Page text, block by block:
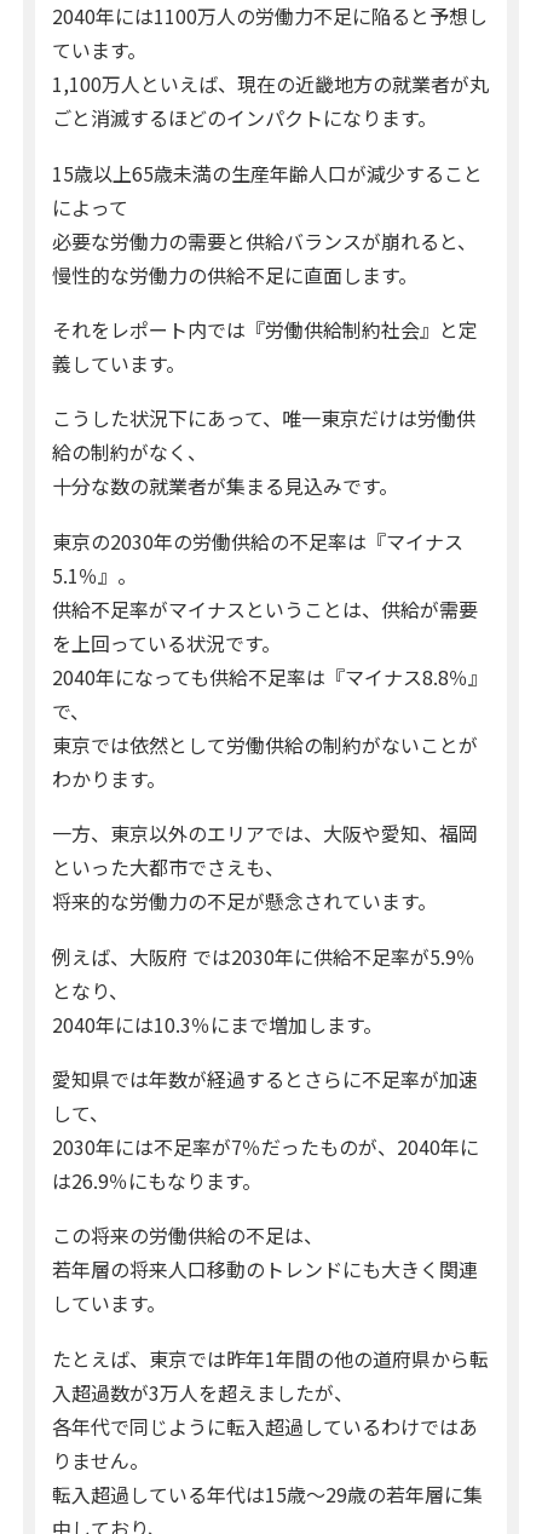
2040年には1100万人の労働力不足に陥ると予想し
ています。
1,100万人といえば、現在の近畿地方の就業者が丸
ごと消滅するほどのインパクトになります。
15歳以上65歳未満の生産年齢人口が減少すること
によって
必要な労働力の需要と供給バランスが崩れると、
慢性的な労働力の供給不足に直面します。
それをレポート内では『労働供給制約社会』と定
義しています。
こうした状況下にあって、唯一東京だけは労働供
給の制約がなく、
十分な数の就業者が集まる見込みです。
東京の2030年の労働供給の不足率は『マイナス
5.1％』。
供給不足率がマイナスということは、供給が需要
を上回っている状況です。
2040年になっても供給不足率は『マイナス8.8％』
で、
東京では依然として労働供給の制約がないことが
わかります。
一方、東京以外のエリアでは、大阪や愛知、福岡
といった大都市でさえも、
将来的な労働力の不足が懸念されています。
例えば、大阪府 では2030年に供給不足率が5.9％
となり、
2040年には10.3％にまで増加します。
愛知県では年数が経過するとさらに不足率が加速
して、
2030年には不足率が7％だったものが、2040年に
は26.9％にもなります。
この将来の労働供給の不足は、
若年層の将来人口移動のトレンドにも大きく関連
しています。
たとえば、東京では昨年1年間の他の道府県から転
入超過数が3万人を超えましたが、
各年代で同じように転入超過しているわけではあ
りません。
転入超過している年代は15歳～29歳の若年層に集
中しており、